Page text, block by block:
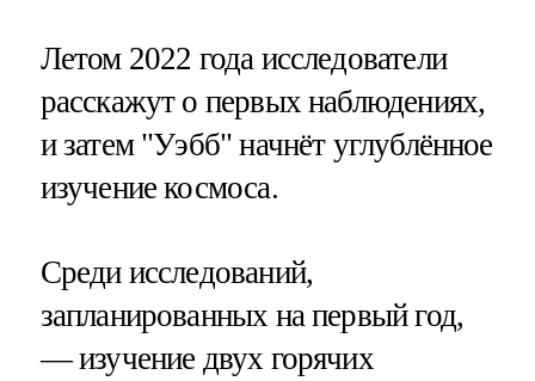
Летом 2022 года исследователи
расскажут о первых наблюдениях,
и затем "Уэбб" начнёт углублённое
изучение космоса.
Среди исследований,
запланированных на первый год,
— изучение двух горячих